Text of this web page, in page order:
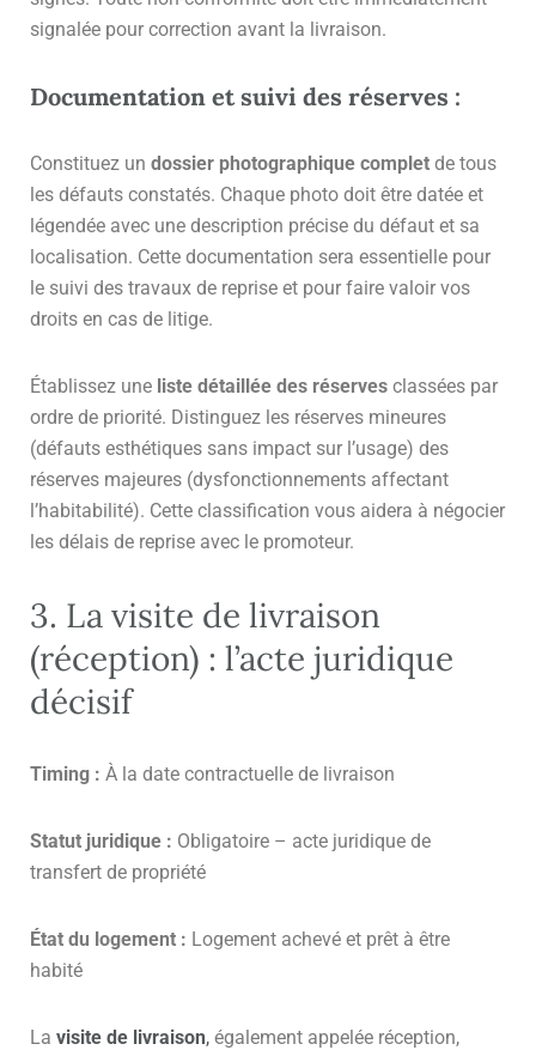
signalée pour correction avant la livraison.
Documentation et suivi des réserves :
Constituez un dossier photographique complet de tous
les défauts constatés. Chaque photo doit être datée et
légendée avec une description précise du défaut et sa
localisation. Cette documentation sera essentielle pour
le suivi des travaux de reprise et pour faire valoir vos
droits en cas de litige.
Établissez une liste détaillée des réserves classées par
ordre de priorité. Distinguez les réserves mineures
(défauts esthétiques sans impact sur l’usage) des
réserves majeures (dysfonctionnements affectant
l’habitabilité). Cette classification vous aidera à négocier
les délais de reprise avec le promoteur.
3. La visite de livraison
(réception) : l’acte juridique
décisif
Timing : À la date contractuelle de livraison
Statut juridique : Obligatoire – acte juridique de
transfert de propriété
État du logement : Logement achevé et prêt à être
habité
La visite de livraison, également appelée réception,